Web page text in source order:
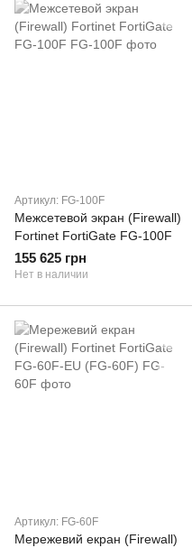
Артикул: FG-100F
Межсетевой экран (Firewall)
Fortinet FortiGate FG-100F
155 625 грн
Нет в наличии
Артикул: FG-60F
Мережевий екран (Firewall)